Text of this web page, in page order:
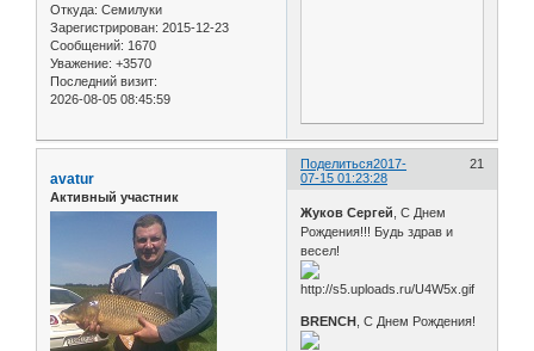
Откуда: Семилуки
Зарегистрирован: 2015-12-23
Сообщений: 1670
Уважение: +3570
Последний визит:
2026-08-05 08:45:59
Поделиться 21
2017-
07-15 01:23:28
avatur
Активный участник
Жуков Сергей , С Днем
Рождения!!! Будь здрав и
весел!
BRENCH , С Днем Рождения!